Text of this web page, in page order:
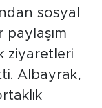
sosyal
paylaşım
ziyaretleri
Albayrak,